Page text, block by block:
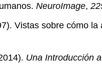
NeuroImage,
Vistas sobre cómo
Una Introducción